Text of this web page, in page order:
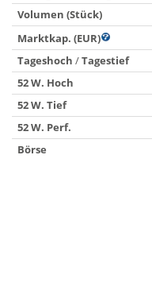
Volumen (Stück)
Marktkap. (EUR)
Tageshoch /Tagestief
52 W. Hoch
52 W. Tief
52 W. Perf.
Börse